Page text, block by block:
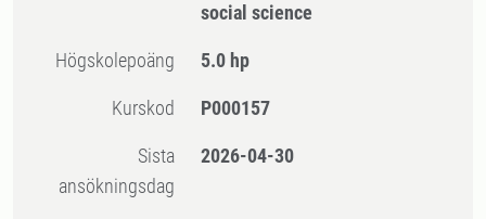
social science
högskolepoäng 5.0 hp
Kurskod P000157
Sista
ansökningsdag
2026-04-30